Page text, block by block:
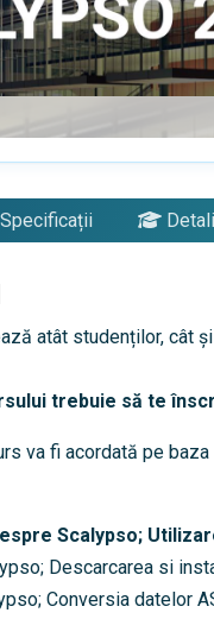
Specificații
atât studenților, cât
trebuie să te
va fi acordată pe baza
Scalypso;
Descarcarea si
Conversia datelor